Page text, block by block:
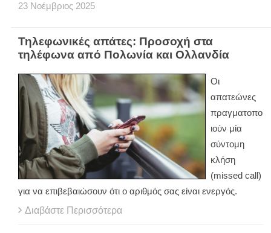
23 Νοέμβριος 2025
Τηλεφωνικές απάτες: Προσοχή στα
τηλέφωνα από Πολωνία και Ολλανδία
Οι
απατεώνες
πραγματοπο
ιούν μία
σύντομη
κλήση
(missed call)
για να επιβεβαιώσουν ότι ο αριθμός σας είναι ενεργός.
Διαβάστε Περισσότερα